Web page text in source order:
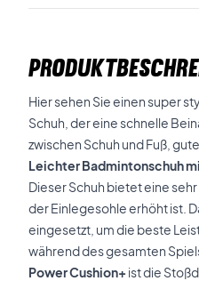
Hier sehen Sie einen super
Schuh, der eine schnelle
zwischen Schuh und Fuß,
Leichter Badmintonschuh
Dieser Schuh bietet eine
der Einlegesohle erhöht ist.
eingesetzt, um die beste
während des gesamten
Power Cushion+ist die